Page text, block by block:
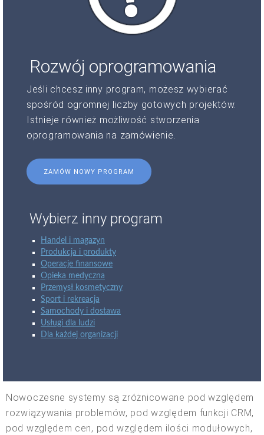
Rozwój oprogramowania
Jeśli chcesz inny program, możesz wybierać
spośród ogromnej liczby gotowych projektów.
Istnieje również możliwość stworzenia
oprogramowania na zamówienie.
ZAMÓW NOWY PROGRAM
Wybierz inny program
Handel i magazyn
Produkcja i produkty
Operacje finansowe
Opieka medyczna
Przemysł kosmetyczny
Sport i rekreacja
Samochody i dostawa
Usługi dla ludzi
Dla każdej organizacji
Nowoczesne systemy są zróżnicowane pod względem
rozwiązywania problemów, pod względem funkcji CRM,
pod względem cen, pod względem ilości modułowych,